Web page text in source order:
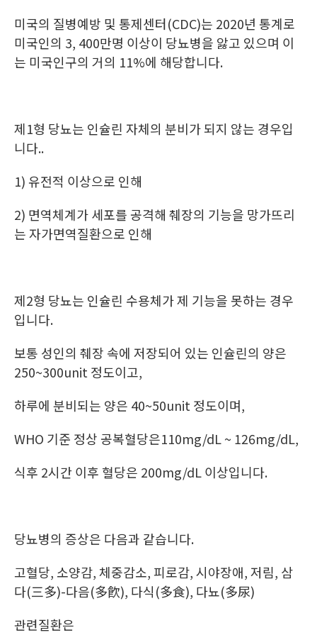
미국의 질병예방 및 통제센터(CDC)는 2020년 통계로
미국인의 3, 400만명 이상이 당뇨병을 앓고 있으며 이
는 미국인구의 거의 11%에 해당합니다.
제1형 당뇨는 인슐린 자체의 분비가 되지 않는 경우입
니다..
1) 유전적 이상으로 인해
2) 면역체계가 세포를 공격해 췌장의 기능을 망가뜨리
는 자가면역질환으로 인해
제2형 당뇨는 인슐린 수용체가 제 기능을 못하는 경우
입니다.
보통 성인의 췌장 속에 저장되어 있는 인슐린의 양은
250~300unit 정도이고,
하루에 분비되는 양은 40~50unit 정도이며,
WHO 기준 정상 공복혈당은110mg/dL ~ 126mg/dL,
식후 2시간 이후 혈당은 200mg/dL 이상입니다.
당뇨병의 증상은 다음과 같습니다.
고혈당, 소양감, 체중감소, 피로감, 시야장애, 저림, 삼
다(三多)-다음(多飮), 다식(多食), 다뇨(多尿)
관련질환은